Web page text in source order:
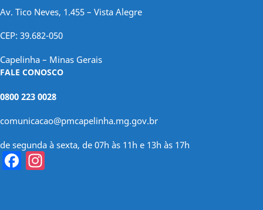
Av. Tico Neves, 1.455 – Vista Alegre
CEP: 39.682-050
Capelinha – Minas Gerais
FALE CONOSCO
0800 223 0028
comunicacao@pmcapelinha.mg.gov.br
de segunda à sexta, de 07h às 11h e 13h às 17h
Facebook